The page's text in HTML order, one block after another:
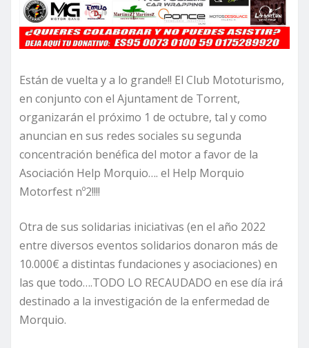
Están de vuelta y a lo grande!! El Club Mototurismo,
en conjunto con el Ajuntament de Torrent,
organizarán el próximo 1 de octubre, tal y como
anuncian en sus redes sociales su segunda
concentración benéfica del motor a favor de la
Asociación Help Morquio…. el Help Morquio
Motorfest nº2!!!!
Otra de sus solidarias iniciativas (en el año 2022
entre diversos eventos solidarios donaron más de
10.000€ a distintas fundaciones y asociaciones) en
las que todo….TODO LO RECAUDADO en ese día irá
destinado a la investigación de la enfermedad de
Morquio.